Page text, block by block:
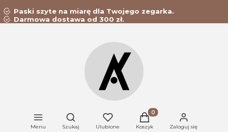
Paski szyte na miarę dla Twojego zegarka.
Darmowa dostawa od 300 zł.
Menu
Otwórz wyszukiwarkę
Szukaj Ulubione
Produkty w koszyku: 0.
Koszyk Zaloguj się